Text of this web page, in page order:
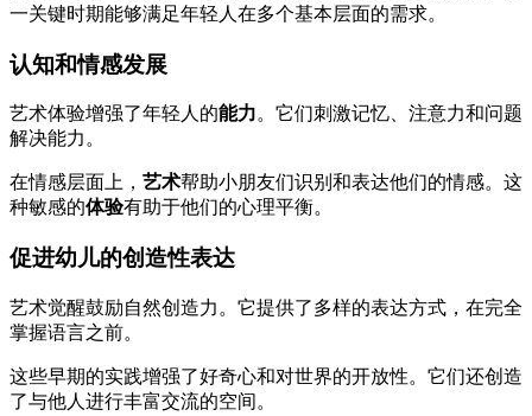
一关键时期能够满足年轻人在多个基本层面的需求。
认知和情感发展
艺术体验增强了年轻人的能力。它们刺激记忆、注意力和问题
解决能力。
在情感层面上， 艺术帮助小朋友们识别和表达他们的情感。这
种敏感的体验有助于他们的心理平衡。
促进幼儿的创造性表达
艺术觉醒鼓励自然创造力。它提供了多样的表达方式，在完全
掌握语言之前。
这些早期的实践增强了好奇心和对世界的开放性。它们还创造
了与他人进行丰富交流的空间。